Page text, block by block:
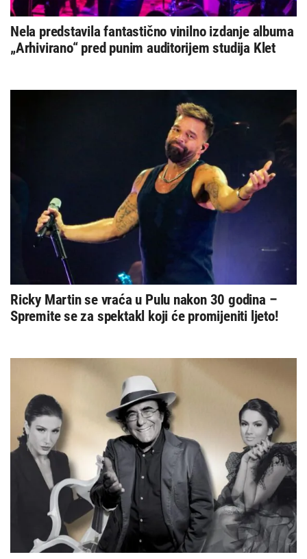
Nela predstavila fantastično vinilno izdanje albuma
„Arhivirano“ pred punim auditorijem studija Klet
Ricky Martin se vraća u Pulu nakon 30 godina –
Spremite se za spektakl koji će promijeniti ljeto!